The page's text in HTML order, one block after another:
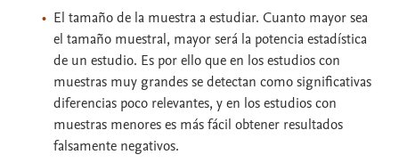
El tamaño de la muestraa estudiar. Cuanto mayor sea
el tamaño muestral, mayor será la potencia estadística
de un estudio. Es por ello que en los estudios con
muestras muy grandes se detectan como significativas
diferencias poco relevantes, y en los estudios con
muestras menores es más fácil obtener resultados
falsamente negativos.